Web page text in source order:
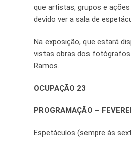
que artistas, grupos e
devido ver a sala de
Na exposição, que estará
vistas obras dos fotógrafos
Ramos.
OCUPAÇÃO 23
PROGRAMAÇÃO –
Espetáculos (sempre às